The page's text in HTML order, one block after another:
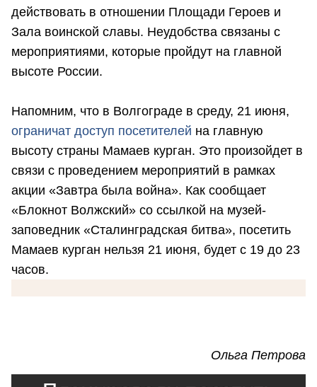
действовать в отношении Площади Героев и
Зала воинской славы. Неудобства связаны с
мероприятиями, которые пройдут на главной
высоте России.
Напомним, что в Волгограде в среду, 21 июня,
ограничат доступ посетителей на главную
высоту страны Мамаев курган. Это произойдет в
связи с проведением мероприятий в рамках
акции «Завтра была война». Как сообщает
«Блокнот Волжский» со ссылкой на музей-
заповедник «Сталинградская битва», посетить
Мамаев курган нельзя 21 июня, будет с 19 до 23
часов.
Ольга Петрова